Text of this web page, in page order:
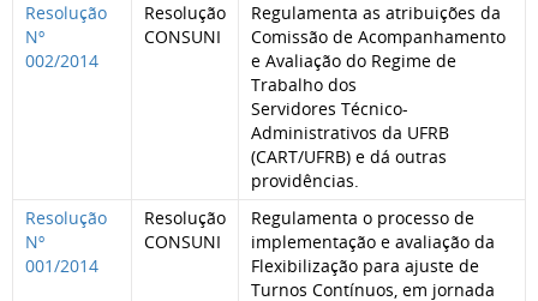
Resolução
Nº
002/2014
Resolução
CONSUNI
Regulamenta as atribuições da
Comissão de Acompanhamento
e Avaliação do Regime de
Trabalho dos
Servidores Técnico-
Administrativos da UFRB
(CART/UFRB) e dá outras
providências.
Resolução
Nº
001/2014
Resolução
CONSUNI
Regulamenta o processo de
implementação e avaliação da
Flexibilização para ajuste de
Turnos Contínuos, em jornada